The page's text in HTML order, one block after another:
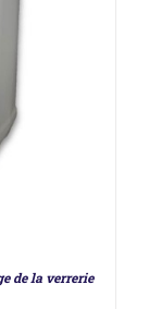
de la verrerie